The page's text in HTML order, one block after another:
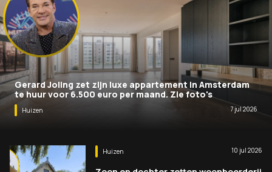
Gerard Joling zet zijn luxe appartement in Amsterdam
te huur voor 6.500 euro per maand. Zie foto's
Huizen 7 jul 2026
Huizen 10 jul 2026